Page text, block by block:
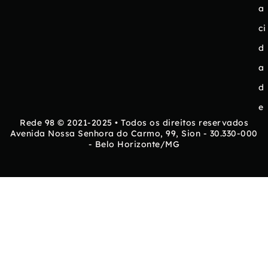
a
ci
d
a
d
e
Rede 98 © 2021-2025 • Todos os direitos reservados
Avenida Nossa Senhora do Carmo, 99, Sion - 30.330-000
- Belo Horizonte/MG